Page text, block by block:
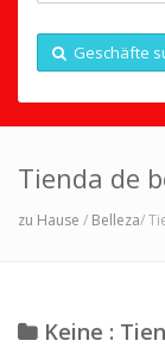
Geschäfte
Tienda de
zu Hause / Belleza/
Keine :